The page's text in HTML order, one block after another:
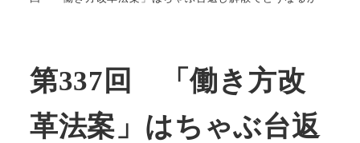
第337回 「働き方改
革法案」はちゃぶ台返